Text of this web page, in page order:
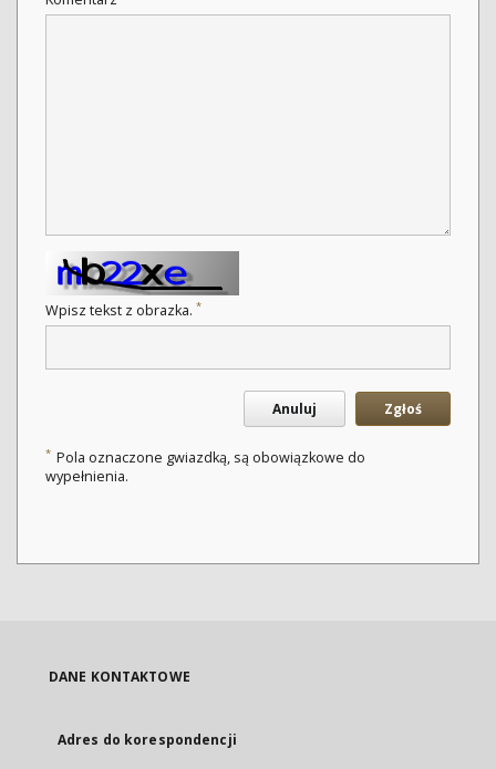
Wpisz tekst z obrazka. *
Anuluj Zgłoś
* Pola oznaczone gwiazdką, są obowiązkowe do
wypełnienia.
DANE KONTAKTOWE
Adres do korespondencji